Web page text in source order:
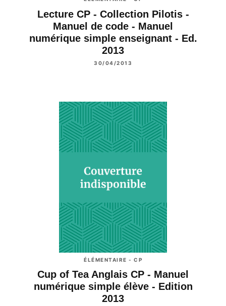
Lecture CP - Collection Pilotis -
Manuel de code - Manuel
numérique simple enseignant - Ed.
2013
30/04/2013
ÉLÉMENTAIRE - CP
Cup of Tea Anglais CP - Manuel
numérique simple élève - Edition
2013